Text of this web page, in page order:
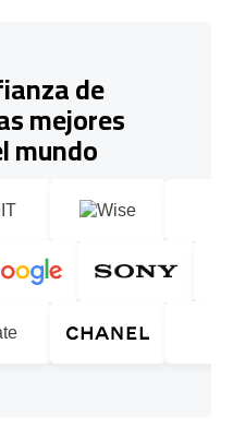
de
mejores
mundo